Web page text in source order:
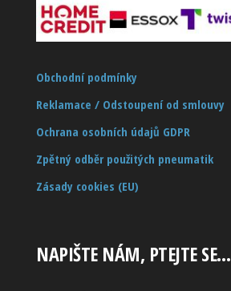
Obchodní podmínky
Reklamace / Odstoupení od smlouvy
Ochrana osobních údajů GDPR
Zpětný odběr použitých pneumatik
Zásady cookies (EU)
NAPIŠTE NÁM, PTEJTE SE…